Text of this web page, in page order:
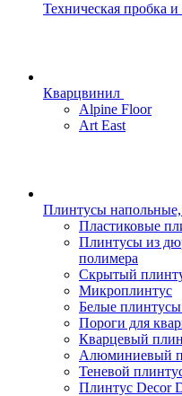
Техническая пробка и
Кварцвинил
Alpine Floor
Art East
Плинтусы
Пластиковые
Плинтусы из
полимера
Скрытый
Микроплинтус
Белые
Пороги для
Кварцевый
Алюминиевый
Теневой
Плинтус Decor